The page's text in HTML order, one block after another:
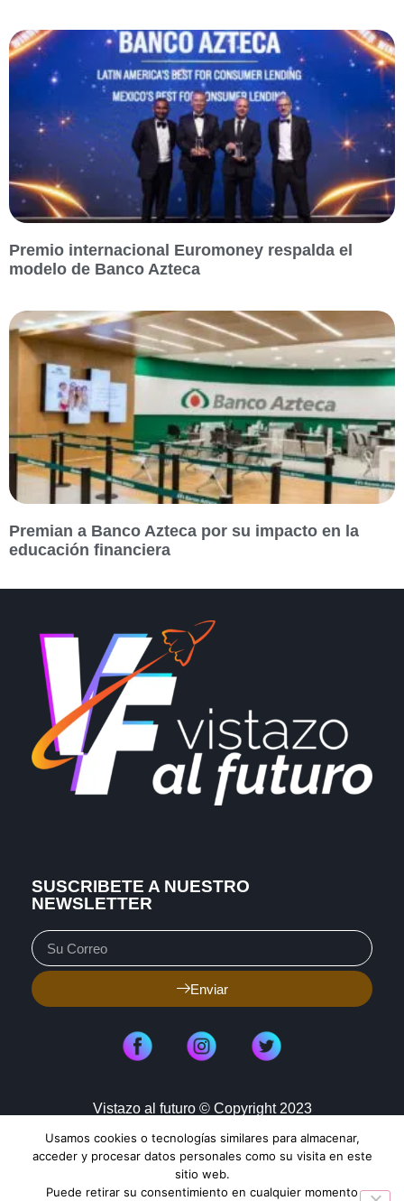
Premio internacional Euromoney respalda el
modelo de Banco Azteca
Premian a Banco Azteca por su impacto en la
educación financiera
SUSCRIBETE A NUESTRO
NEWSLETTER
Enviar
Vistazo al futuro © Copyright 2023
Aviso de Privacidad
Política de Cookies
Mapa de Sitio
Usamos cookies o tecnologías similares para almacenar,
acceder y procesar datos personales como su visita en este
sitio web.
Puede retirar su consentimiento en cualquier momento